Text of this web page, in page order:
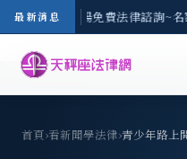
最新消息
-8/3(一) 現場免費法律諮詢~
首頁›看新聞學法律›青少年路上